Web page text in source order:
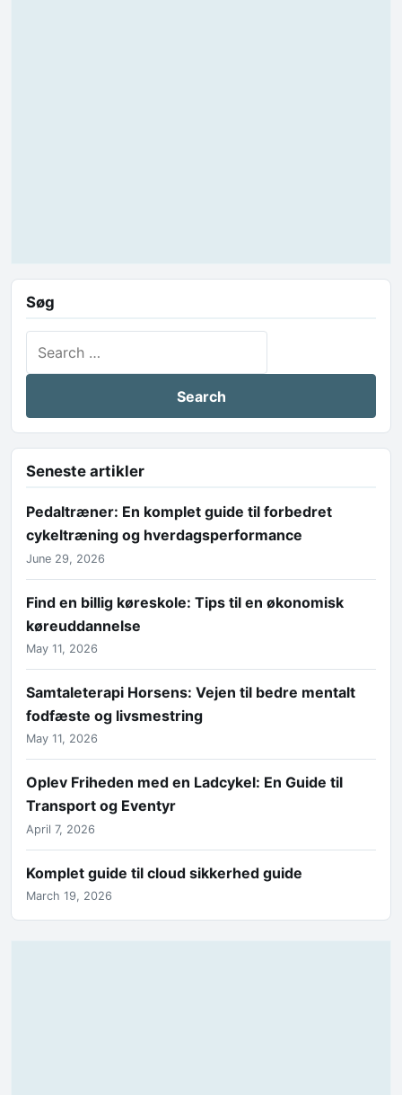
Søg
Seneste artikler
Pedaltræner: En komplet guide til forbedret
cykeltræning og hverdagsperformance
June 29, 2026
Find en billig køreskole: Tips til en økonomisk
køreuddannelse
May 11, 2026
Samtaleterapi Horsens: Vejen til bedre mentalt
fodfæste og livsmestring
May 11, 2026
Oplev Friheden med en Ladcykel: En Guide til
Transport og Eventyr
April 7, 2026
Komplet guide til cloud sikkerhed guide
March 19, 2026